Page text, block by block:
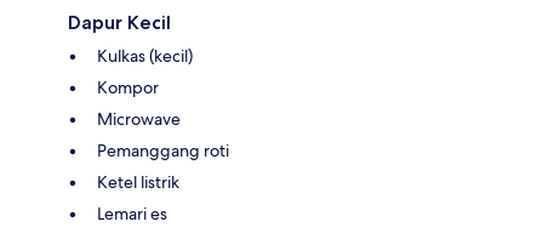
Dapur Kecil
Kulkas (kecil)
Kompor
Microwave
Pemanggang roti
Ketel listrik
Lemari es